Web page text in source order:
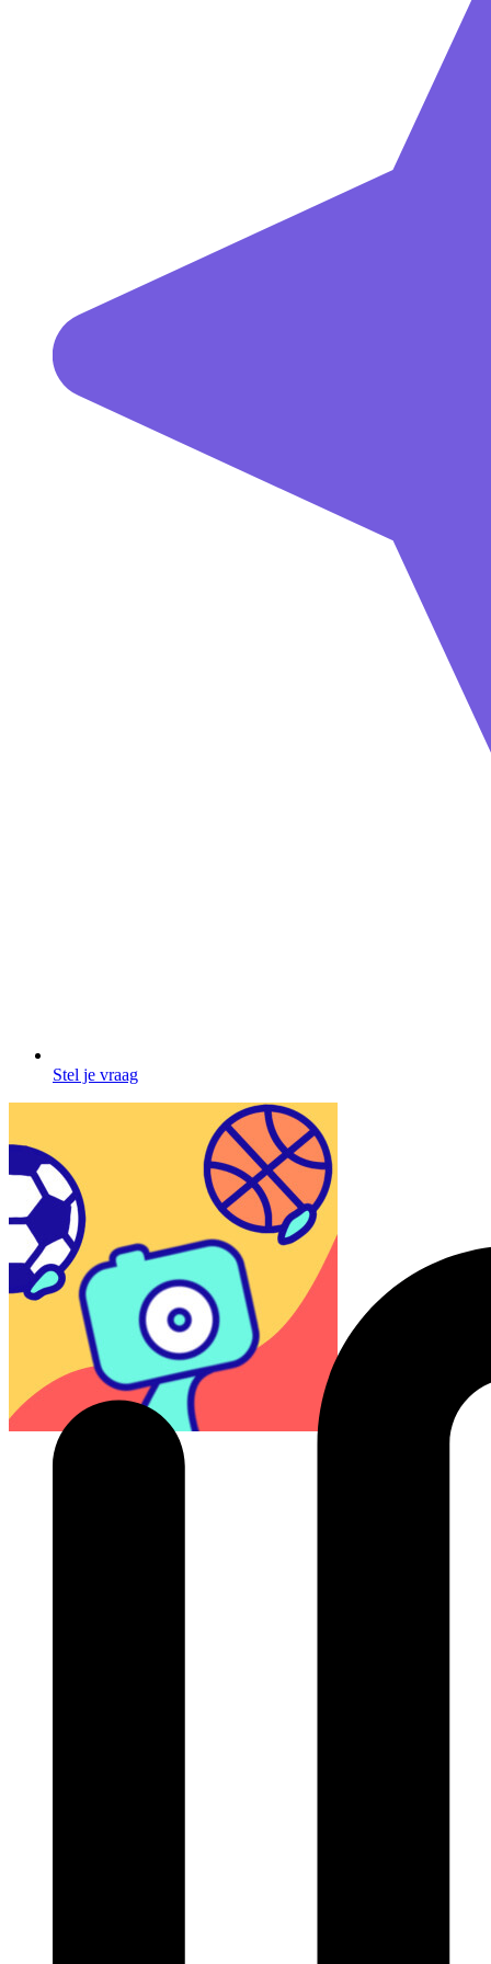
Stel je vraag